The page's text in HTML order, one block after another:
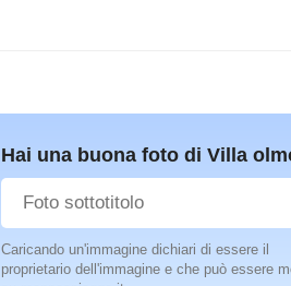
Hai una buona foto di Villa
Caricando un'immagine dichiari di essere il
proprietario dell'immagine e che può essere